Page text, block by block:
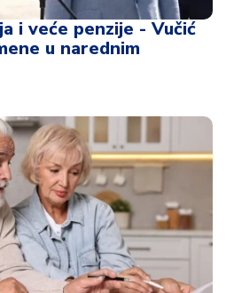
i veće penzije - Vučić
u narednim